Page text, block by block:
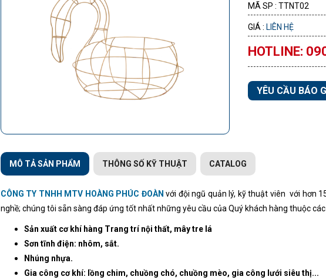
MÃ SP : TTNT02
GIÁ : LIÊN HỆ
HOTLINE:
YÊU CẦU BÁO
MÔ TẢ SẢN PHẨM THÔNG SỐ KỸ THUẬT CATALOG
CÔNG TY TNHH MTV HOÀNG PHÚC ĐOÀNvới đội ngũ quản lý, kỹ thuật viên với hơn
nghề; chúng tôi sẵn sàng đáp ứng tốt nhất những yêu cầu của Quý khách hàng thuộc
Sản xuất cơ khí hàng Trang trí nội thất, mây tre lá
Sơn tĩnh điện: nhôm, sắt.
Nhúng nhựa.
Gia công cơ khí: lồng chim, chuồng chó, chuồng mèo, gia công lưới siêu thị...